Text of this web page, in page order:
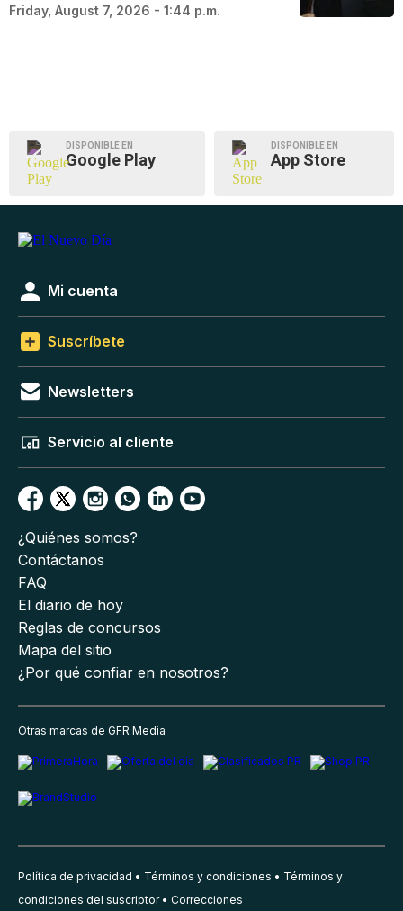
Friday, August 7, 2026 - 1:44 p.m.
DISPONIBLE EN
Google Play
DISPONIBLE EN
App Store
Mi cuenta
Suscríbete
Newsletters
Servicio al cliente
¿Quiénes somos?
Contáctanos
FAQ
El diario de hoy
Reglas de concursos
Mapa del sitio
¿Por qué confiar en nosotros?
Otras marcas de GFR Media
Política de privacidad Términos y condiciones
Términos y
condiciones del suscriptor
Correcciones